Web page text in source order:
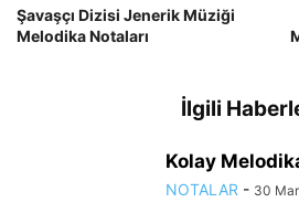
Şavaşçı Dizisi Jenerik Müziği
Melodika Notaları
İlgili
Kolay
NOTALAR - 30